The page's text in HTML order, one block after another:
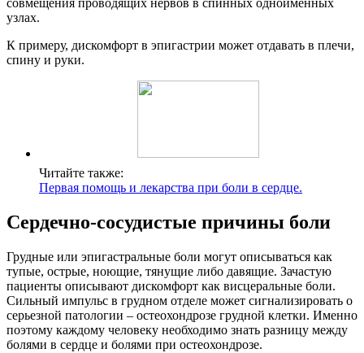
совмещения проводящих нервов в спинных одноименных
узлах.
К примеру, дискомфорт в эпигастрии может отдавать в плечи,
спину и руки.
Читайте также:
Первая помощь и лекарства при боли в сердце.
Сердечно-сосудистые причины боли
Грудные или эпигастральные боли могут описываться как
тупые, острые, ноющие, тянущие либо давящие. Зачастую
пациенты описывают дискомфорт как висцеральные боли.
Сильный импульс в грудном отделе может сигнализировать о
серьезной патологии – остеохондрозе грудной клетки. Именно
поэтому каждому человеку необходимо знать разницу между
болями в сердце и болями при остеохондрозе.